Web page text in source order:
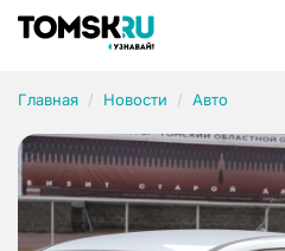
Главная Новости Авто